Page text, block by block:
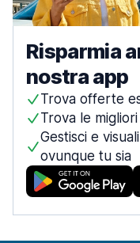
Risparmia
nostra app
Trova offerte
Trova le
Gestisci e
ovunque tu sia